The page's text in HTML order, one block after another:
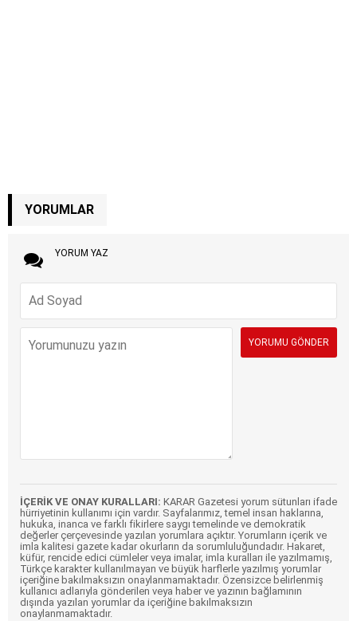
YORUMLAR
YORUM YAZ
İÇERİK VE ONAY KURALLARI: KARAR Gazetesi yorum sütunları ifade
hürriyetinin kullanımı için vardır. Sayfalarımız, temel insan haklarına,
hukuka, inanca ve farklı fikirlere saygı temelinde ve demokratik
değerler çerçevesinde yazılan yorumlara açıktır. Yorumların içerik ve
imla kalitesi gazete kadar okurların da sorumluluğundadır. Hakaret,
küfür, rencide edici cümleler veya imalar, imla kuralları ile yazılmamış,
Türkçe karakter kullanılmayan ve büyük harflerle yazılmış yorumlar
içeriğine bakılmaksızın onaylanmamaktadır. Özensizce belirlenmiş
kullanıcı adlarıyla gönderilen veya haber ve yazının bağlamının
dışında yazılan yorumlar da içeriğine bakılmaksızın
onaylanmamaktadır.